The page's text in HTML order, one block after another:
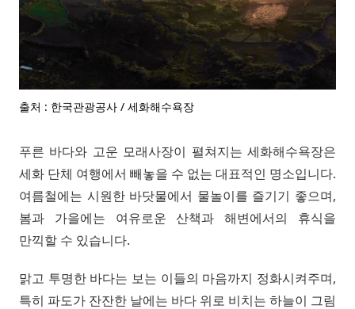
출처 : 한국관광공사 / 세화해수욕장
푸른 바다와 고운 모래사장이 펼쳐지는 세화해수욕장은
세화 단체 여행에서 빼놓을 수 없는 대표적인 명소입니다.
여름철에는 시원한 바닷물에서 물놀이를 즐기기 좋으며,
봄과 가을에는 여유로운 산책과 해변에서의 휴식을
만끽할 수 있습니다.
맑고 투명한 바다는 보는 이들의 마음까지 정화시켜주며,
특히 파도가 잔잔한 날에는 바다 위로 비치는 하늘이 그림